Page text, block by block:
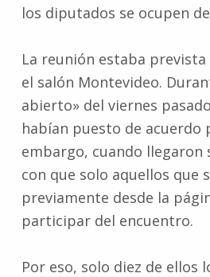
los diputados se ocupen
La reunión estaba prevista
el salón Montevideo.
abierto» del viernes
habían puesto de acuerdo
embargo, cuando llegaron
con que solo aquellos que
previamente desde la
participar del encuentro.
Por eso, solo diez de ellos